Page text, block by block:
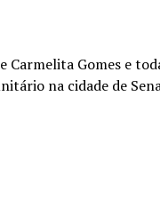
Carmelita Gomes e
na cidade de